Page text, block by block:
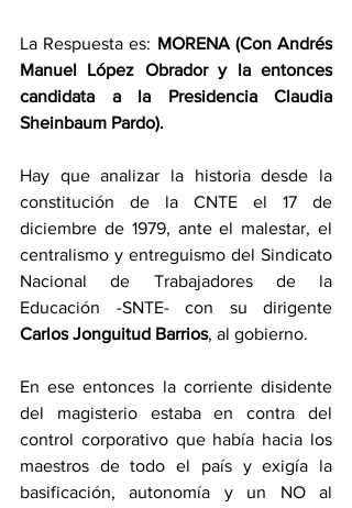
La Respuesta es: MORENA (Con Andrés
Manuel López Obrador y la entonces
candidata a la Presidencia Claudia
Sheinbaum Pardo).
Hay que analizar la historia desde la
constitución de la CNTE el 17 de
diciembre de 1979, ante el malestar, el
centralismo y entreguismo del Sindicato
Nacional de Trabajadores de la
Carlos Jonguitud Barrios, al gobierno.
En ese entonces la corriente disidente
del magisterio estaba en contra del
control corporativo que había hacia los
maestros de todo el país y exigía la
basificación, autonomía y un NO al